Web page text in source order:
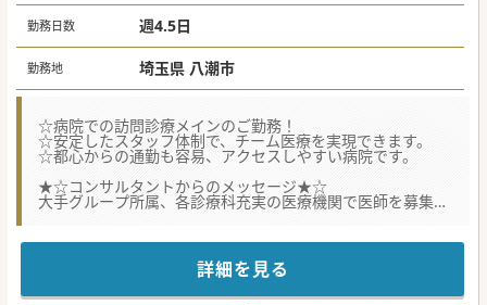
勤務日数 週4.5日
勤務地 埼玉県 八潮市
☆病院での訪問診療メインのご勤務！
☆安定したスタッフ体制で、チーム医療を実現できます。
☆都心からの通勤も容易、アクセスしやすい病院です。
★☆コンサルタントからのメッセージ★☆
大手グループ所属、各診療科充実の医療機関で医師を募集！
スタッフ・設備共に充実した環境ですので、自身の診療に専
アクセス面においても都心部から近く、最寄駅から徒歩圏内
で通勤し易い点が魅力。
おすすめの医療機関、ご興味のある方はお気軽にご相談くだ
さい。
詳細を見る